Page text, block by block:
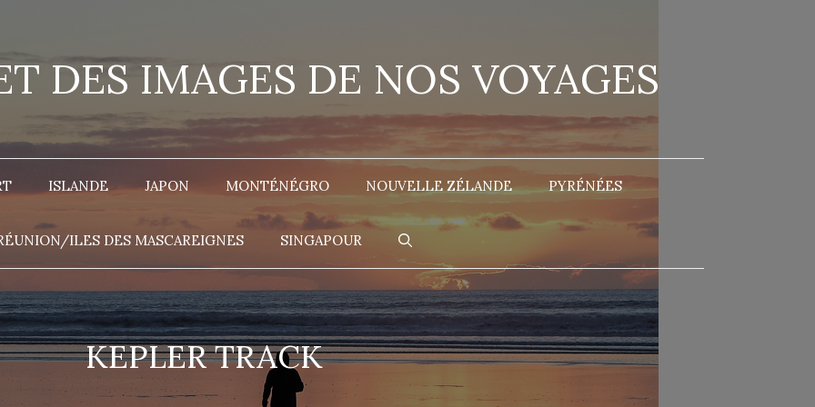
DES IMAGES DE NOS VOYAGES
ISLANDE JAPON MONTÉNÉGRO NOUVELLE ZÉLANDE PYRÉNÉES
ILES DES MASCAREIGNES SINGAPOUR
KEPLER TRACK